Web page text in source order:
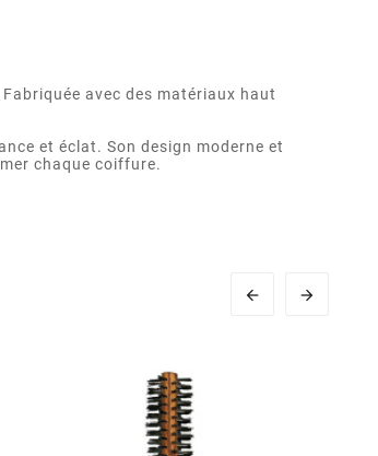
avec des matériaux haut
et éclat. Son design moderne et
chaque coiffure.
 